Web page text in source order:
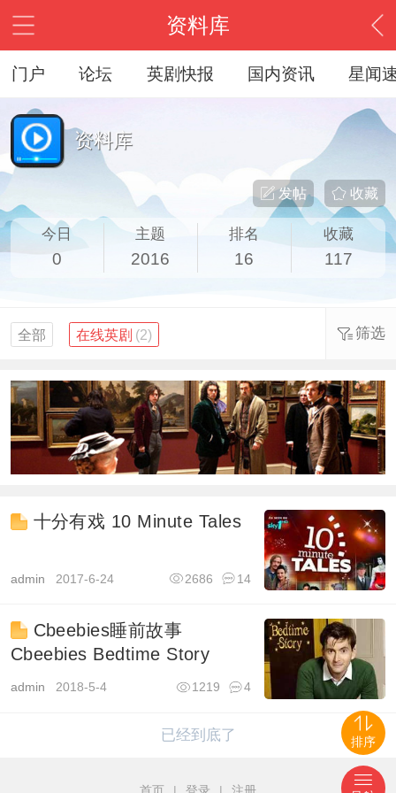
资料库
门户 论坛 英剧快报 国内资讯 星闻
资料库
收藏
发帖
今日
0
主题
2016
排名
16
收藏
117
全部 在线英剧 (2) 筛选
十分有戏 10 Minute Tales
admin 2017-6-24 14
2686
Cbeebies睡前故事
Cbeebies Bedtime Story
admin 2018-5-4 4
1219
已经到底了 排序